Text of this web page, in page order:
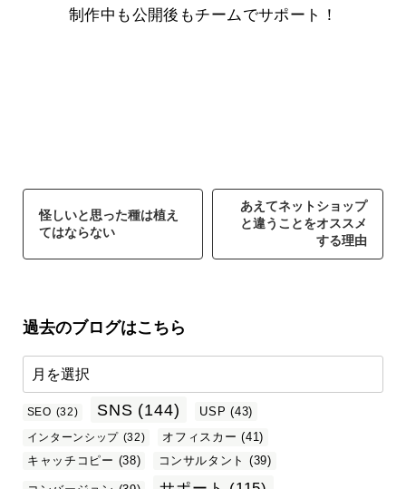
制作中も公開後もチームでサポート！
怪しいと思った種は植え
てはならない
あえてネットショップ
と違うことをオススメ
する理由
過去のブログはこちら
SEO (32) SNS (144) USP (43)
インターンシップ (32) オフィスカー (41)
キャッチコピー (38) コンサルタント (39)